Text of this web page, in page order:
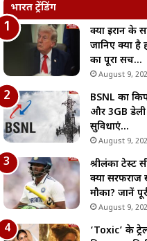
भारत ट्रेंडिंग
क्या ईरान के
जानिए क्या है
का पूरा सच…
August 9,
BSNL का
और 3GB डेली
सुविधाएं…
August 9,
श्रीलंका टेस्ट
क्या सरफराज
मौका? जानें
August 9,
‘Toxic’ के